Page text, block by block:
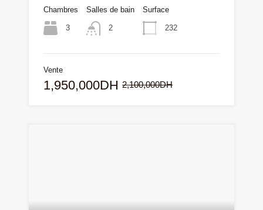
Chambres
3
Salles de bain
2
Surface
232
Vente
1,950,000DH 2,100,000DH